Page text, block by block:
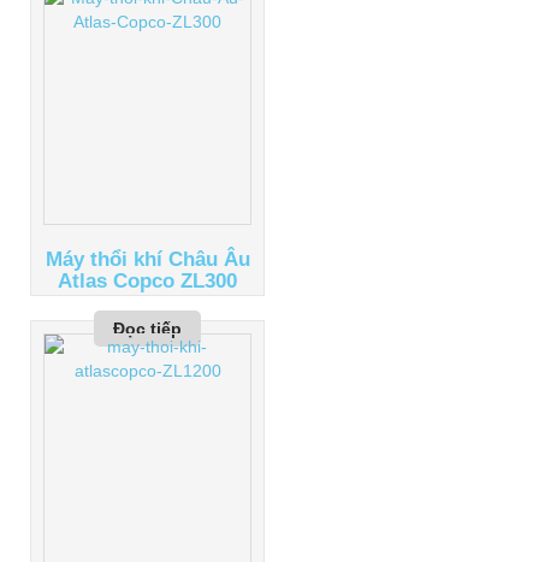
Máy thổi khí Châu Âu
Atlas Copco ZL300
Đọc tiếp